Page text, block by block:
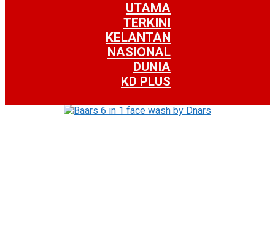
UTAMA
TERKINI
KELANTAN
NASIONAL
DUNIA
KD PLUS